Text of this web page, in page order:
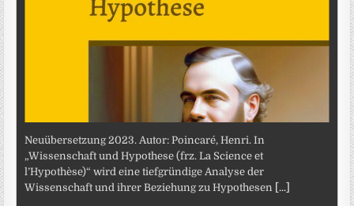
Neuübersetzung 2023. Autor: Poincaré, Henri. In
„Wissenschaft und Hypothese (frz. La Science et
l’Hypothèse)“ wird eine tiefgründige Analyse der
Wissenschaft und ihrer Beziehung zu Hypothesen [...]